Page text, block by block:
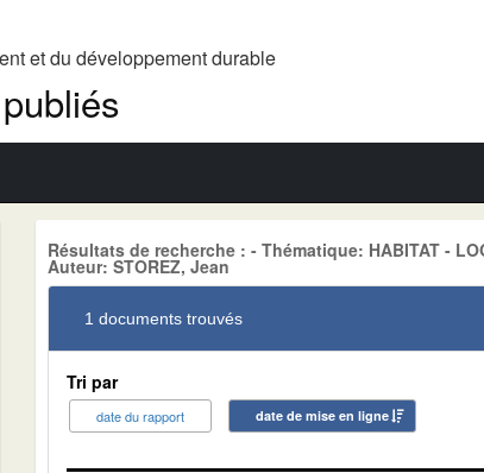
et du développement durable
Résultats de recherche : - Thématique: HABITAT -
Auteur: STOREZ, Jean
1 documents trouvés
Tri par
date du rapport date de mise en ligne